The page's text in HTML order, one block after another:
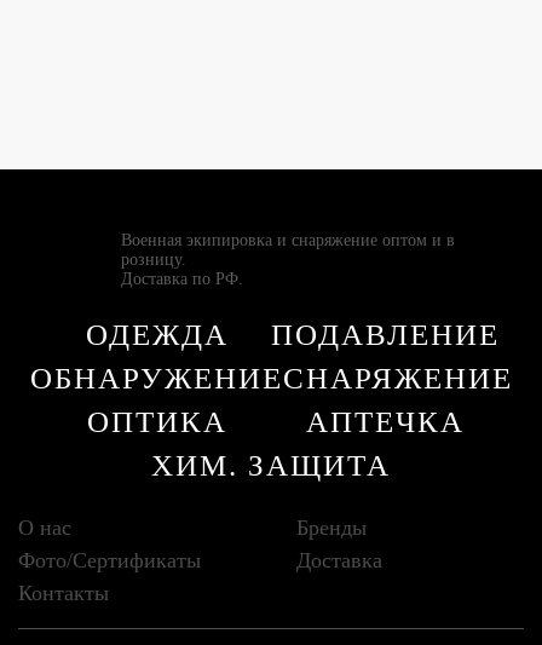
Военная экипировка и снаряжение оптом и в
розницу.
Доставка по РФ.
ОДЕЖДА
ПОДАВЛЕНИЕ
ОБНАРУЖЕНИЕСНАРЯЖЕНИЕ
ОПТИКА
АПТЕЧКА
ХИМ. ЗАЩИТА
О нас
Бренды
Фото/Сертификаты
Доставка
Контакты